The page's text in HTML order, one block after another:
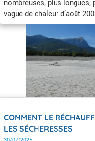
nombreuses, plus longues,
vague de chaleur d’août
jour, deviendra banale dans
COMMENT LE
LES SÉCHERESSES